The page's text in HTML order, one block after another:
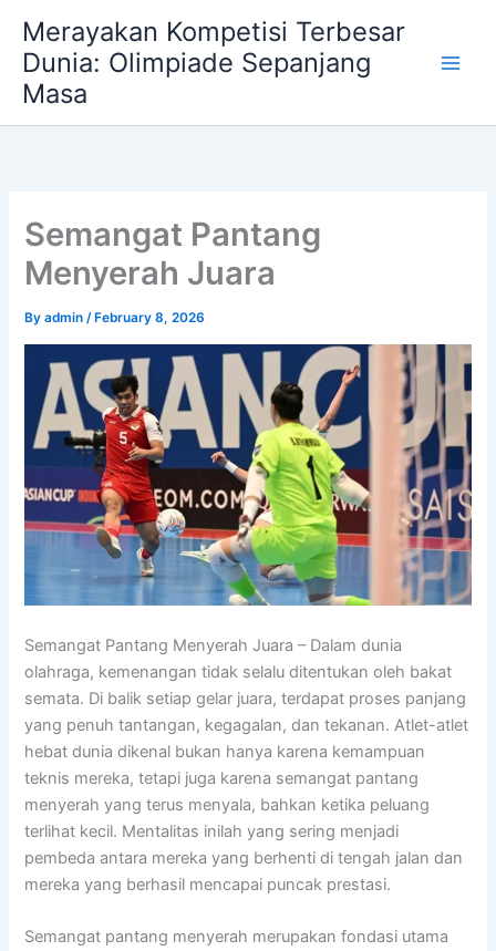
content
Merayakan Kompetisi Terbesar
Dunia: Olimpiade Sepanjang
Masa
Semangat Pantang
Menyerah Juara
Byadmin/ February 8, 2026
Semangat Pantang Menyerah Juara – Dalam dunia
olahraga, kemenangan tidak selalu ditentukan oleh bakat
semata. Di balik setiap gelar juara, terdapat proses panjang
yang penuh tantangan, kegagalan, dan tekanan. Atlet-atlet
hebat dunia dikenal bukan hanya karena kemampuan
teknis mereka, tetapi juga karena semangat pantang
menyerah yang terus menyala, bahkan ketika peluang
terlihat kecil. Mentalitas inilah yang sering menjadi
pembeda antara mereka yang berhenti di tengah jalan dan
mereka yang berhasil mencapai puncak prestasi.
Semangat pantang menyerah merupakan fondasi utama